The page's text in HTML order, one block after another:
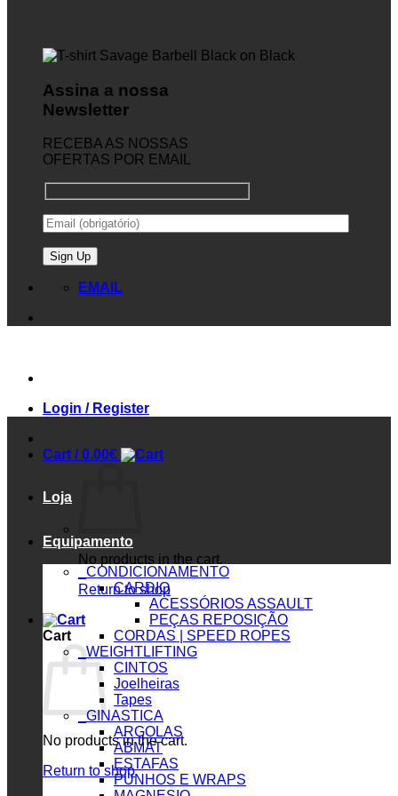
Assina a nossa
Newsletter
RECEBA AS NOSSAS
OFERTAS POR EMAIL
EMAIL
Login / Register
Cart /0.00€
No products in the cart.
Return to shop
Cart
No products in the cart.
Return to shop
Loja
Equipamento
_CONDICIONAMENTO
CARDIO
ACESSÓRIOS ASSAULT
PEÇAS REPOSIÇÃO
CORDAS | SPEED ROPES
_WEIGHTLIFTING
CINTOS
Joelheiras
Tapes
_GINASTICA
ARGOLAS
ABMAT
ESTAFAS
PUNHOS E WRAPS